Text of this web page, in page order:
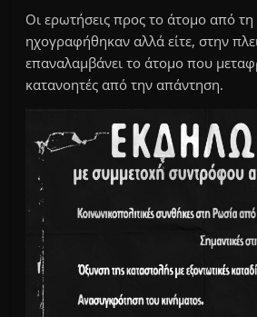
Οι ερωτήσεις προς το άτομο από
ηχογραφήθηκαν αλλά είτε, στην
επαναλαμβάνει το άτομο που
κατανοητές από την απάντηση.